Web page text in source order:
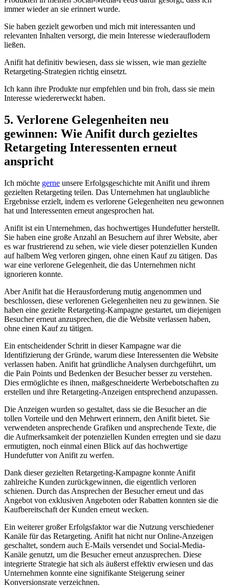
‍immer wieder an sie erinnert wurde.
Sie haben gezielt geworben und mich mit interessanten und
relevanten Inhalten versorgt, die mein Interesse wiederauflodern
ließen.
Anifit hat⁤ definitiv bewiesen, dass sie wissen, wie man gezielte⁣
Retargeting-Strategien richtig einsetzt.
Ich kann ihre Produkte nur empfehlen und bin froh, dass sie mein
Interesse wiedererweckt haben.
5. Verlorene Gelegenheiten neu
gewinnen: Wie Anifit durch ⁣gezieltes
Retargeting Interessenten erneut
anspricht
Ich möchte gerne unsere Erfolgsgeschichte mit Anifit und ihrem
gezielten Retargeting teilen. Das Unternehmen hat unglaubliche
⁣Ergebnisse erzielt, indem es verlorene Gelegenheiten neu gewonnen
hat und Interessenten erneut angesprochen hat.
Anifit ist ein Unternehmen, das⁢ hochwertiges Hundefutter herstellt.
Sie haben eine große Anzahl‌ an‌ Besuchern auf ihrer Website, aber
es war frustrierend zu sehen,⁢ wie viele dieser potenziellen Kunden
auf halbem Weg verloren gingen, ohne einen Kauf zu tätigen. Das⁤
war eine verlorene Gelegenheit, die das ​Unternehmen nicht
ignorieren konnte.
Aber Anifit hat‌ die Herausforderung mutig angenommen und
beschlossen, diese verlorenen Gelegenheiten neu zu gewinnen.‍ Sie⁤
haben eine gezielte Retargeting-Kampagne gestartet, um diejenigen
Besucher erneut anzusprechen, ‌die die Website verlassen haben,
ohne einen Kauf zu tätigen.
Ein entscheidender Schritt in‌ dieser Kampagne war die
‌Identifizierung​ der Gründe,‍ warum diese Interessenten die Website
verlassen haben. Anifit‌ hat gründliche Analysen durchgeführt, um
die Pain Points und⁢ Bedenken der Besucher⁢ besser ⁢zu verstehen.
Dies ermöglichte es ihnen, maßgeschneiderte Werbebotschaften ⁣zu
erstellen⁣ und ihre Retargeting-Anzeigen entsprechend anzupassen.
Die Anzeigen wurden so gestaltet, dass sie die Besucher an die
tollen Vorteile und den Mehrwert erinnern, ‌den Anifit⁤ bietet. ⁤Sie
verwendeten ansprechende Grafiken und ansprechende‍ Texte, die
die Aufmerksamkeit der⁣ potenziellen Kunden erregten und sie dazu
ermutigten, noch einmal ‍einen ⁣Blick auf das hochwertige
Hundefutter von Anifit zu ⁢werfen.
Dank dieser gezielten Retargeting-Kampagne konnte ⁤Anifit
zahlreiche Kunden zurückgewinnen, die⁢ eigentlich verloren
schienen. Durch das Ansprechen ‌der Besucher erneut und das
Angebot von exklusiven Angeboten ​oder Rabatten konnten sie die
Kaufbereitschaft der Kunden erneut wecken.
Ein ‍weiterer großer Erfolgsfaktor war die Nutzung verschiedener
Kanäle für das Retargeting. Anifit hat nicht nur Online-Anzeigen
geschaltet, sondern auch E-Mails versendet und Social-Media-
Kanäle genutzt, um die Besucher erneut anzusprechen. Diese
integrierte Strategie hat sich als​ äußerst effektiv erwiesen und das
Unternehmen konnte eine signifikante‌ Steigerung ​seiner
Konversionsrate verzeichnen.